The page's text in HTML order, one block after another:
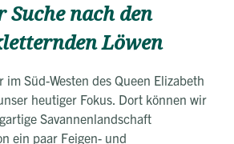
Suche nach den
Löwen
im Süd-Westen des Queen Elizabeth
heutiger Fokus. Dort können wir
Savannenlandschaft
ein paar Feigen- und